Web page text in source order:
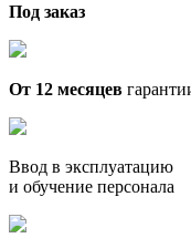
Под заказ
От 12 месяцев
Ввод в эксплуатацию
и обучение персонала